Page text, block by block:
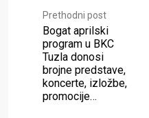
Prethodni post
Bogat aprilski
program u BKC
Tuzla donosi
brojne predstave,
koncerte, izložbe,
promocije…